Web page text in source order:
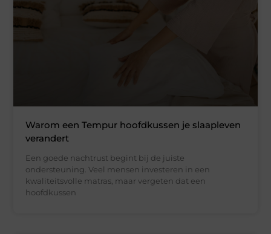
Warom een Tempur hoofdkussen je slaapleven
verandert
Een goede nachtrust begint bij de juiste
ondersteuning. Veel mensen investeren in een
kwaliteitsvolle matras, maar vergeten dat een
hoofdkussen